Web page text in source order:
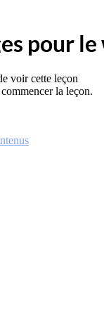
pour
voir cette leçon
la leçon.